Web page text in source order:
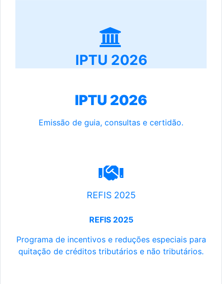
IPTU 2026
IPTU 2026
Emissão de guia, consultas e certidão.
REFIS 2025
REFIS 2025
Programa de incentivos e reduções especiais para
quitação de créditos tributários e não tributários.